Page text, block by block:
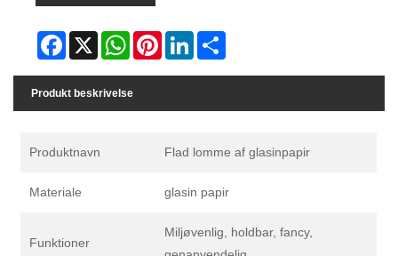
Facebook
X WhatsAppPinterestLinkedIn
Produkt beskrivelse
Produktnavn Flad lomme af glasinpapir
Materiale glasin papir
Funktioner
Miljøvenlig, holdbar, fancy,